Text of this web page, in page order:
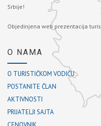
Srbije!
Objedinjena web prezentacija
O NAMA
O TURISTIČKOM VODIČU
POSTANITE ČLAN
AKTIVNOSTI
PRIJATELJI SAJTA